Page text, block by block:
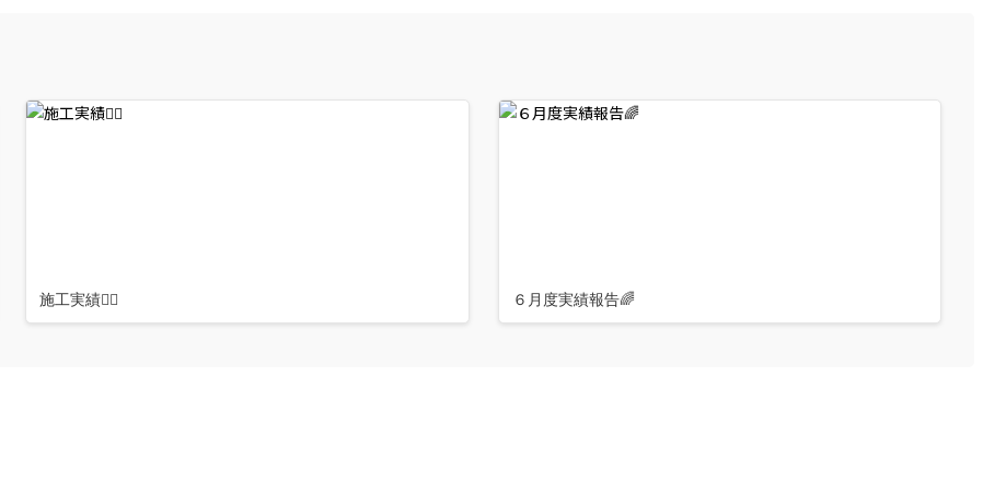
施工実績👷‍♂️ ６月度実績報告🌈